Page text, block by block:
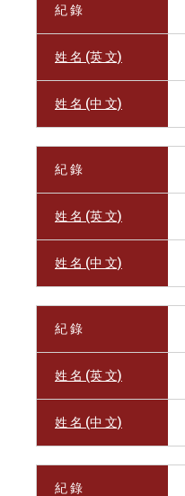
紀 錄
姓 名 (英 文)
姓 名 (中 文)
紀 錄
姓 名 (英 文)
姓 名 (中 文)
紀 錄
姓 名 (英 文)
姓 名 (中 文)
紀 錄